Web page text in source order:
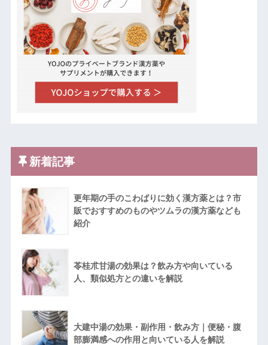
新着記事
更年期の手のこわばりに効く漢方薬とは？市
販でおすすめのものやツムラの漢方薬なども
紹介
苓桂朮甘湯の効果は？飲み方や向いている
人、類似処方との違いを解説
大建中湯の効果・副作用・飲み方｜便秘・腹
部膨満感への作用と向いている人を解説